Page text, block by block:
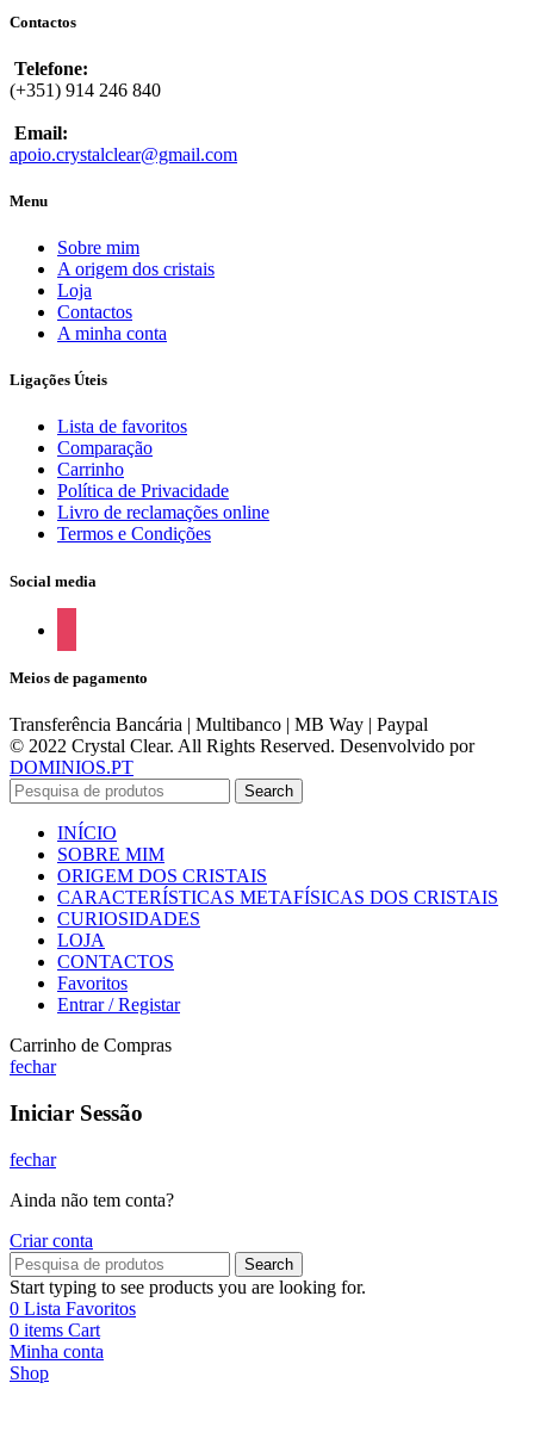
Contactos
Telefone:
(+351) 914 246 840
Email:
apoio.crystalclear@gmail.com
Menu
Sobre mim
A origem dos cristais
Loja
Contactos
A minha conta
Ligações Úteis
Lista de favoritos
Comparação
Carrinho
Política de Privacidade
Livro de reclamações online
Termos e Condições
Social media
Meios de pagamento
Transferência Bancária | Multibanco | MB Way | Paypal
© 2022 Crystal Clear. All Rights Reserved. Desenvolvido por
DOMINIOS.PT
Search
INÍCIO
SOBRE MIM
ORIGEM DOS CRISTAIS
CARACTERÍSTICAS METAFÍSICAS DOS CRISTAIS
CURIOSIDADES
LOJA
CONTACTOS
Favoritos
Entrar / Registar
Carrinho de Compras
fechar
Iniciar Sessão
fechar
Ainda não tem conta?
Criar conta
Search
Start typing to see products you are looking for.
0 Lista Favoritos
0 items Cart
Minha conta
Shop